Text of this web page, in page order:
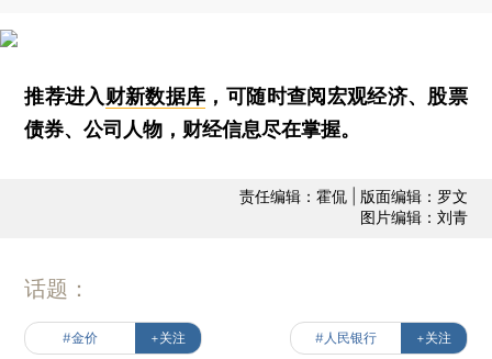
推荐进入财新数据库 ，可随时查阅宏观经济、股票
债券、公司人物，财经信息尽在掌握。
责任编辑：霍侃 | 版面编辑：罗文
图片编辑：刘青
话题：
#金价 +关注 #人民银行 +关注